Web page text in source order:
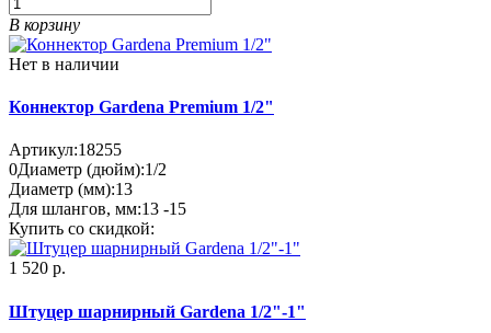
В корзину
Нет в наличии
Коннектор Gardena Premium 1/2"
Артикул:18255
0Диаметр (дюйм):1/2
Диаметр (мм):13
Для шлангов, мм:13 -15
Купить со скидкой:
1 520 р.
Штуцер шарнирный Gardena 1/2"-1"